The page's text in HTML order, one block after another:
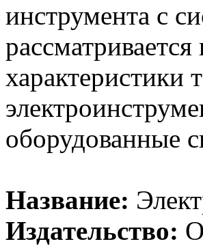
инструмента с
характеристики
оборудованные
Название:
Издательство: